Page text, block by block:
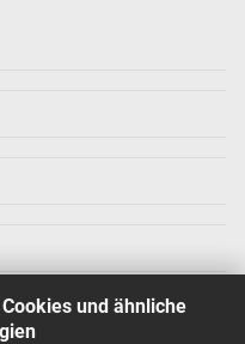
und ähnliche